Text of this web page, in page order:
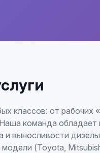
классов: от рабочих
команда обладает
выносливости
(Toyota,